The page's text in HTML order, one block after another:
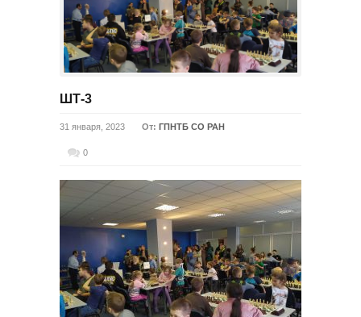
ШТ-3
31 января, 2023 От: ГПНТБ СО РАН
0